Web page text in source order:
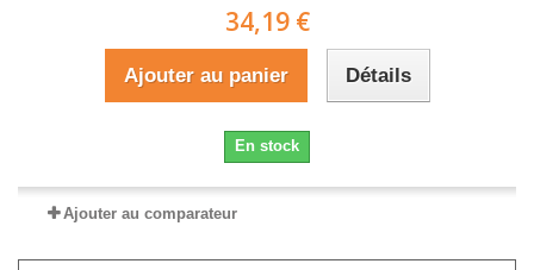
34,19 €
Ajouter au panier Détails
En stock
Ajouter au comparateur